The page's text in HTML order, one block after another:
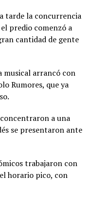
tarde la concurrencia
predio comenzó a
cantidad de gente
musical arrancó con
Rumores, que ya
a una
se presentaron ante
trabajaron con
horario pico, con